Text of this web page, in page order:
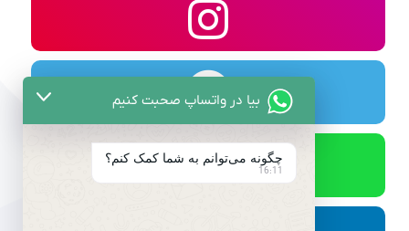
بیا در واتساپ صحبت کنیم
چگونه می‌توانم به شما کمک کنم؟
16:11